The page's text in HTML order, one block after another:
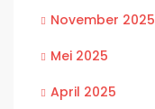
November 2025
Mei 2025
April 2025